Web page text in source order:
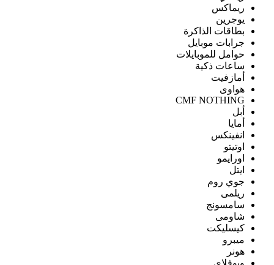
ريماكس
يوجرين
بطاقات الذاكرة
جرابات موبايل
حوامل للموبايلات
ساعات ذكية
أمازفيت
هواوى
CMF NOTHING
أبل
أمايا
انفينكس
اوتيتو
اورايمو
ايتل
جوي روم
ريلمى
سامسونج
شاومى
كيسليكت
ميبرو
هونر